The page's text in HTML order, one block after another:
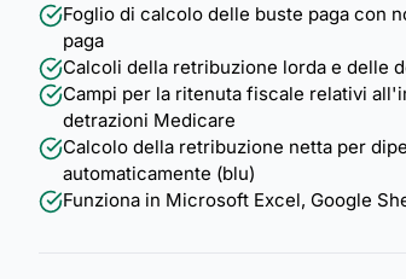
Foglio di calcolo delle buste paga con
paga
Calcoli della retribuzione lorda e delle
Campi per la ritenuta fiscale relativi
detrazioni Medicare
Calcolo della retribuzione netta per
automaticamente (blu)
Funziona in Microsoft Excel, Google